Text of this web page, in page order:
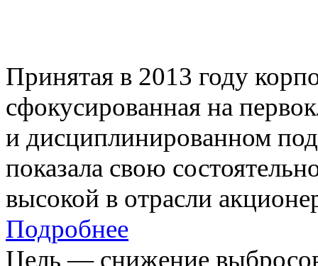
Принятая в 2013 году
сфокусированная на
и дисциплинированном
показала свою
высокой в отрасли
Подробнее
Цель — снижение